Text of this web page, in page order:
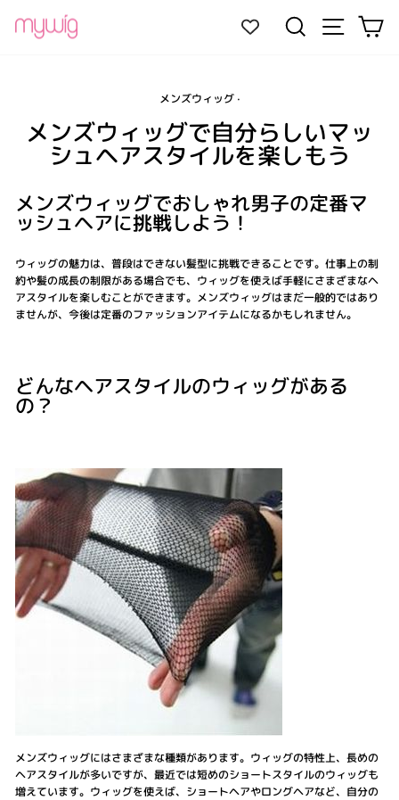
検索 サイトカ
メンズウィッグ·
メンズウィッグで自分らしいマッ
シュヘアスタイルを楽しもう
メンズウィッグでおしゃれ男子の定番マ
ッシュヘアに挑戦しよう！
ウィッグの魅力は、普段はできない髪型に挑戦できることです。仕事上の制
約や髪の成長の制限がある場合でも、ウィッグを使えば手軽にさまざまなヘ
アスタイルを楽しむことができます。メンズウィッグはまだ一般的ではあり
ませんが、今後は定番のファッションアイテムになるかもしれません。
どんなヘアスタイルのウィッグがある
の？
メンズウィッグにはさまざまな種類があります。ウィッグの特性上、長めの
ヘアスタイルが多いですが、最近では短めのショートスタイルのウィッグも
増えています。ウィッグを使えば、ショートヘアやロングヘアなど、自分の